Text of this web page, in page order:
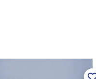
a.s. včetně ochranné
tlakového lití,